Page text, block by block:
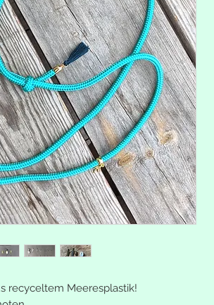
recyceltem Meeresplastik!